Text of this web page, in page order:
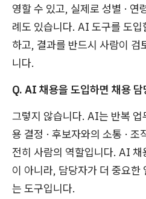
영할 수 있고, 실제로 성별 · 연
례도 있습니다. AI 도구를 도입
하고, 결과를 반드시 사람이 검
니다.
Q. AI 채용을 도입하면 채용
그렇지 않습니다. AI는 반복 업
용 결정 · 후보자와의 소통 ·
전히 사람의 역할입니다. AI 채
이 아니라, 담당자가 더 중요한
는 도구입니다.